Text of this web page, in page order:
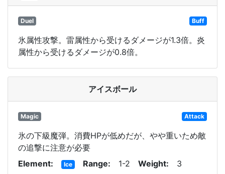
Duel Buff
氷属性攻撃。雷属性から受けるダメージが1.3倍。炎
属性から受けるダメージが0.8倍。
アイスボール
Magic Attack
氷の下級魔弾。消費HPが低めだが、やや重いため敵
の追撃に注意が必要
Element
Ice Range 1-2 Weight
3